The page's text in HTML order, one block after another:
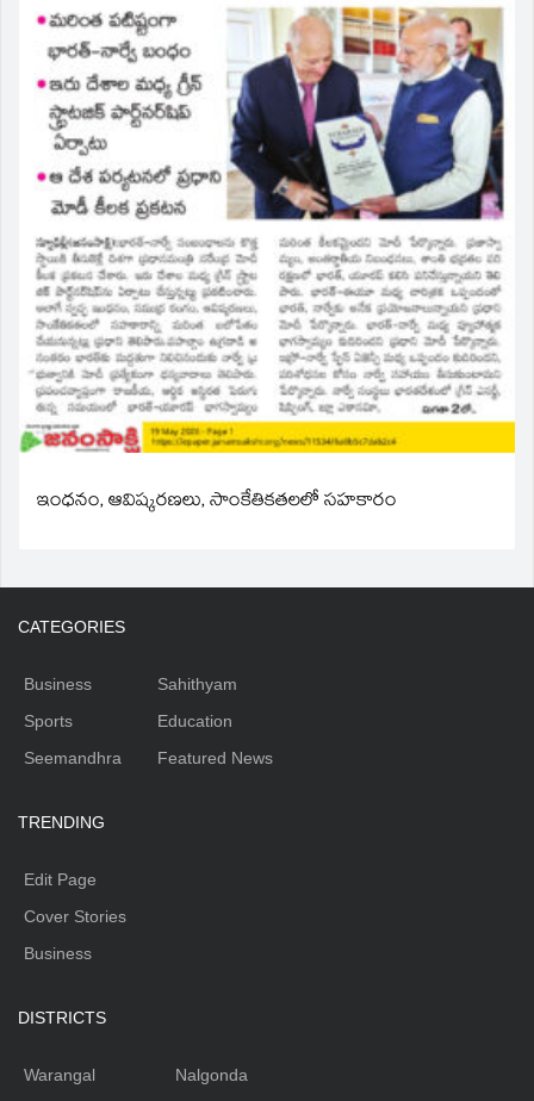
ఇంధనం, ఆవిష్కరణలు, సాంకేతికతలలో సహకారం
CATEGORIES
Business
Sports
Seemandhra
Sahithyam
Education
Featured News
TRENDING
Edit Page
Cover Stories
Business
DISTRICTS
Warangal
Nalgonda